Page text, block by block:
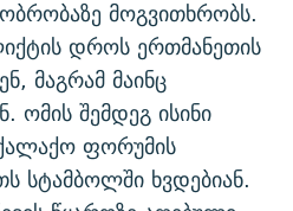
მოგვითხრობს.
დროს ერთმანეთის
მაგრამ მაინც
ომის შემდეგ ისინი
ფორუმის
სტამბოლში ხვდებიან.